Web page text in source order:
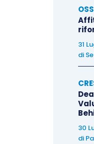
31
di
30
di